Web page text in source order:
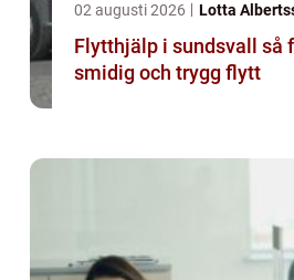
02 augusti 2026 Lotta
Flytthjälp i sundsvall så får du en
smidig och trygg flytt